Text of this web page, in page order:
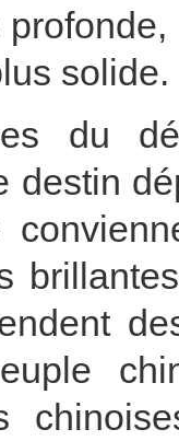
solide.
du
destin